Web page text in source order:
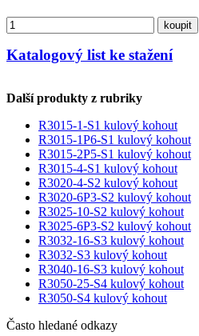
koupit
Katalogový list ke stažení
Další produkty z rubriky
R3015-1-S1 kulový kohout
R3015-1P6-S1 kulový kohout
R3015-2P5-S1 kulový kohout
R3015-4-S1 kulový kohout
R3020-4-S2 kulový kohout
R3020-6P3-S2 kulový kohout
R3025-10-S2 kulový kohout
R3025-6P3-S2 kulový kohout
R3032-16-S3 kulový kohout
R3032-S3 kulový kohout
R3040-16-S3 kulový kohout
R3050-25-S4 kulový kohout
R3050-S4 kulový kohout
Často hledané odkazy